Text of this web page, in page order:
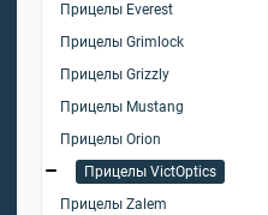
Прицелы Everest
Прицелы Grimlock
Прицелы Grizzly
Прицелы Mustang
Прицелы Orion
Прицелы VictOptics
Прицелы Zalem